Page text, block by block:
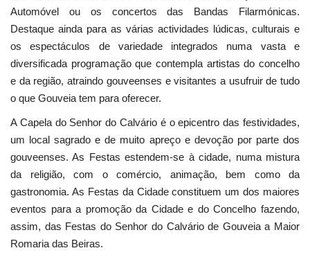
Automóvel ou os concertos das Bandas Filarmónicas.
Destaque ainda para as várias actividades lúdicas, culturais e
os espectáculos de variedade integrados numa vasta e
diversificada programação que contempla artistas do concelho
e da região, atraindo gouveenses e visitantes a usufruir de tudo
o que Gouveia tem para oferecer.
A Capela do Senhor do Calvário é o epicentro das festividades,
um local sagrado e de muito apreço e devoção por parte dos
gouveenses. As Festas estendem-se à cidade, numa mistura
da religião, com o comércio, animação, bem como da
gastronomia. As Festas da Cidade constituem um dos maiores
eventos para a promoção da Cidade e do Concelho fazendo,
assim, das Festas do Senhor do Calvário de Gouveia a Maior
Romaria das Beiras.